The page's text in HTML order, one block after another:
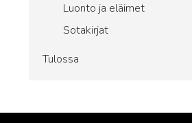
Luonto ja eläimet
Sotakirjat
Tulossa